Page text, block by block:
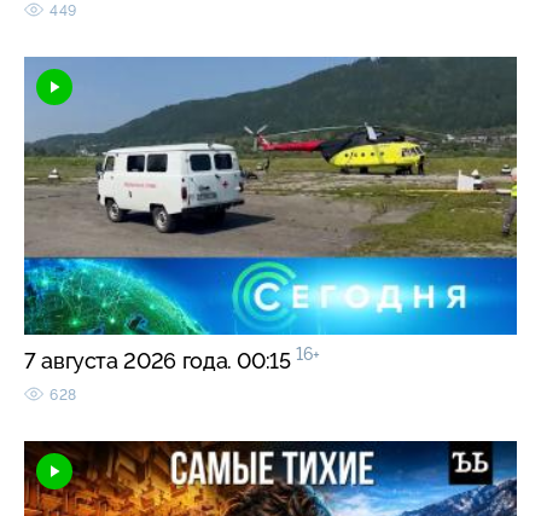
449
7 августа 2026 года. 00:15 16+
628